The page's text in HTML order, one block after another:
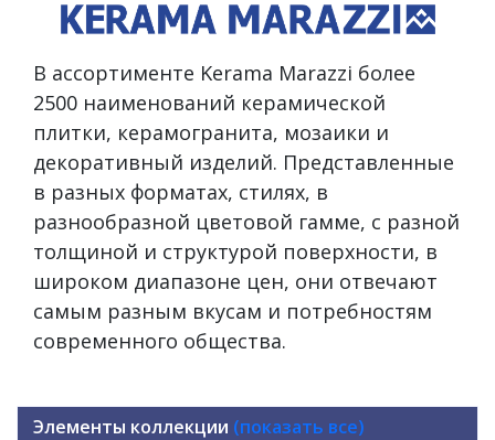
В ассортименте Kerama Marazzi более
2500 наименований керамической
плитки, керамогранита, мозаики и
декоративный изделий. Представленные
в разных форматах, стилях, в
разнообразной цветовой гамме, с разной
толщиной и структурой поверхности, в
широком диапазоне цен, они отвечают
самым разным вкусам и потребностям
современного общества.
Элементы коллекции (показать все)